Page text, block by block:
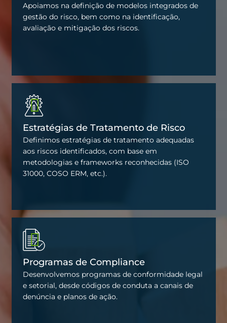
Apoiamos na definição de modelos integrados de
gestão do risco, bem como na identificação,
avaliação e mitigação dos riscos.
Estratégias de Tratamento de Risco
Definimos estratégias de tratamento adequadas
aos riscos identificados, com base em
metodologias e frameworks reconhecidas (ISO
31000, COSO ERM, etc.).
Programas de Compliance
Desenvolvemos programas de conformidade legal
e setorial, desde códigos de conduta a canais de
denúncia e planos de ação.